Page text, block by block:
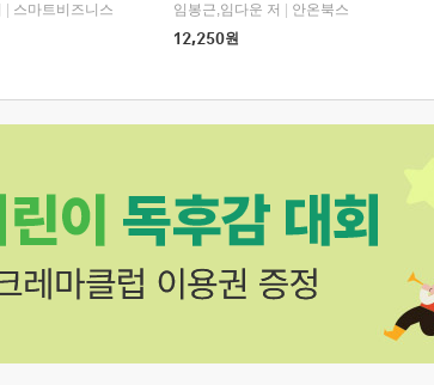
스마트비즈니스
임봉근,임다운 저
안온북스
12,250원